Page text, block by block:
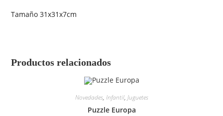
Tamaño 31x31x7cm
Productos relacionados
Novedades, Infantil, Juguetes
Puzzle Europa